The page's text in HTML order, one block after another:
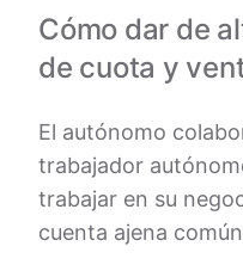
Cómo dar de
de cuota y
El autónomo
trabajador
trabajar en su
cuenta ajena